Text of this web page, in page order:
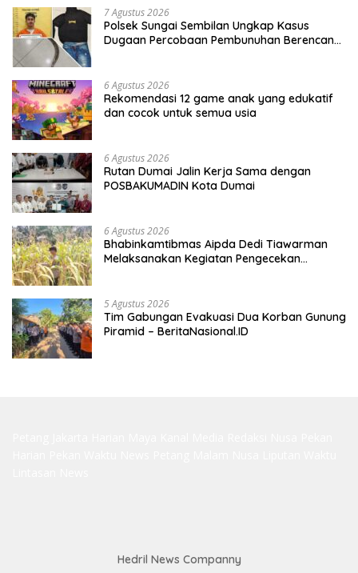
7 Agustus 2026
Polsek Sungai Sembilan Ungkap Kasus
Dugaan Percobaan Pembunuhan Berencana,
6 Agustus 2026
Rekomendasi 12 game anak yang edukatif
dan cocok untuk semua usia
6 Agustus 2026
Rutan Dumai Jalin Kerja Sama dengan
POSBAKUMADIN Kota Dumai
6 Agustus 2026
Bhabinkamtibmas Aipda Dedi Tiawarman
Melaksanakan Kegiatan Pengecekan
5 Agustus 2026
Tim Gabungan Evakuasi Dua Korban Gunung
Piramid – BeritaNasional.ID
Hedril News Companny